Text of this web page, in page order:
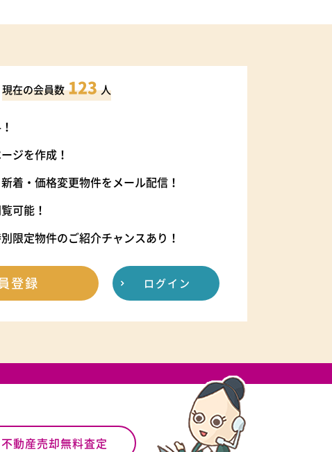
現在の会員数 123 人
ジを作成！
着・価格変更物件をメール配信！
可能！
限定物件のご紹介チャンスあり！
登録 ログイン
不動産売却無料査定